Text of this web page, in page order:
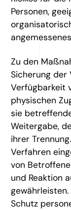
Personen,
Zu den
Sicherung
Verfügbarkeit
physischen
sie
Weitergabe,
ihrer
Verfahren
von
und Reaktion
Schutz